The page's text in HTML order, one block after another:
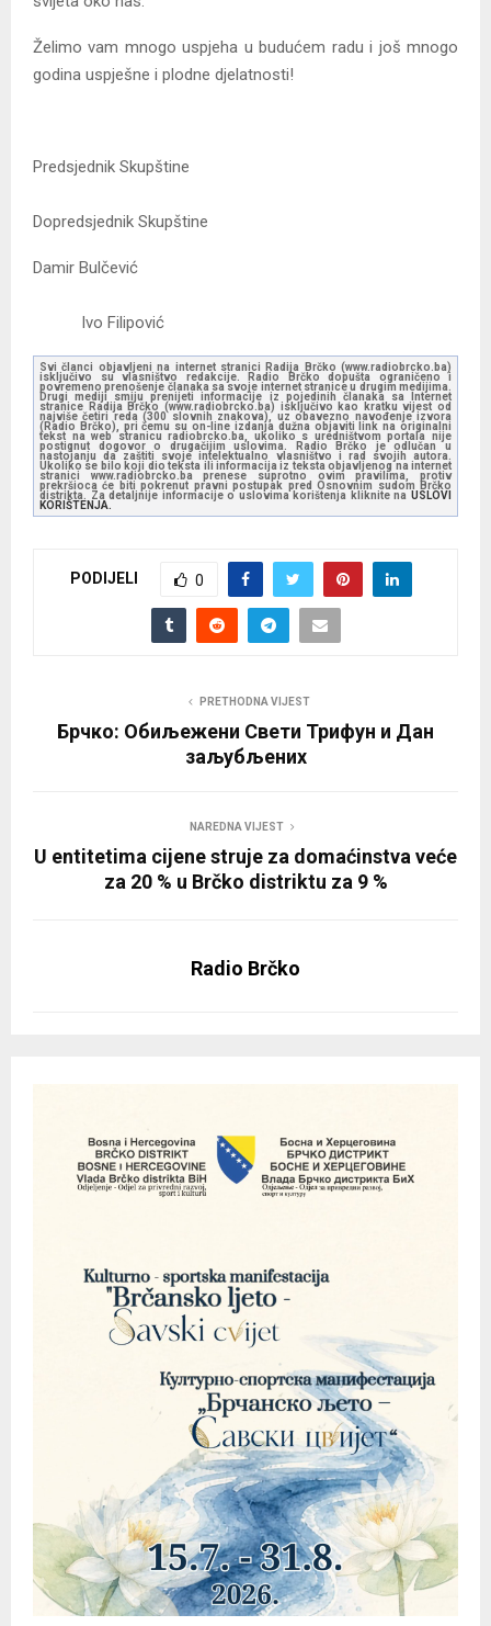
Želimo vam mnogo uspjeha u budućem radu i još mnogo
godina uspješne i plodne djelatnosti!
Predsjednik Skupštine
Dopredsjednik Skupštine
Damir Bulčević
Ivo Filipović
Svi članci objavljeni na internet stranici Radija Brčko (www.radiobrcko.ba)
isključivo su vlasništvo redakcije. Radio Brčko dopušta ograničeno i
povremeno prenošenje članaka sa svoje internet stranice u drugim medijima.
Drugi mediji smiju prenijeti informacije iz pojedinih članaka sa Internet
stranice Radija Brčko (www.radiobrcko.ba) isključivo kao kratku vijest od
najviše četiri reda (300 slovnih znakova), uz obavezno navođenje izvora
(Radio Brčko), pri čemu su on-line izdanja dužna objaviti link na originalni
tekst na web stranicu radiobrcko.ba, ukoliko s uredništvom portala nije
postignut dogovor o drugačijim uslovima. Radio Brčko je odlučan u
nastojanju da zaštiti svoje intelektualno vlasništvo i rad svojih autora.
Ukoliko se bilo koji dio teksta ili informacija iz teksta objavljenog na internet
stranici www.radiobrcko.ba prenese suprotno ovim pravilima, protiv
prekršioca će biti pokrenut pravni postupak pred Osnovnim sudom Brčko
distrikta. Za detaljnije informacije o uslovima korištenja kliknite na USLOVI
KORIŠTENJA.
PODIJELI 0
PRETHODNA VIJEST
Брчко: Обиљежени Свети Трифун и Дан
заљубљених
NAREDNA VIJEST
U entitetima cijene struje za domaćinstva veće
za 20 % u Brčko distriktu za 9 %
Radio Brčko